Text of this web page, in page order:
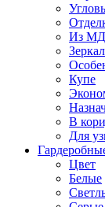
Из
Купе
В
Для
Цвет
Белые